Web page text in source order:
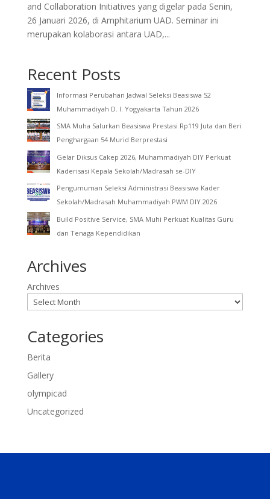
and Collaboration Initiatives yang digelar pada Senin,
26 Januari 2026, di Amphitarium UAD. Seminar ini
merupakan kolaborasi antara UAD,...
Recent Posts
Informasi Perubahan Jadwal Seleksi Beasiswa S2
Muhammadiyah D. I. Yogyakarta Tahun 2026
SMA Muha Salurkan Beasiswa Prestasi Rp119 Juta dan Beri
Penghargaan 54 Murid Berprestasi
Gelar Diksus Cakep 2026, Muhammadiyah DIY Perkuat
Kaderisasi Kepala Sekolah/Madrasah se-DIY
Pengumuman Seleksi Administrasi Beasiswa Kader
Sekolah/Madrasah Muhammadiyah PWM DIY 2026
Build Positive Service, SMA Muhi Perkuat Kualitas Guru
dan Tenaga Kependidikan
Archives
Archives
Categories
Berita
Gallery
olympicad
Uncategorized